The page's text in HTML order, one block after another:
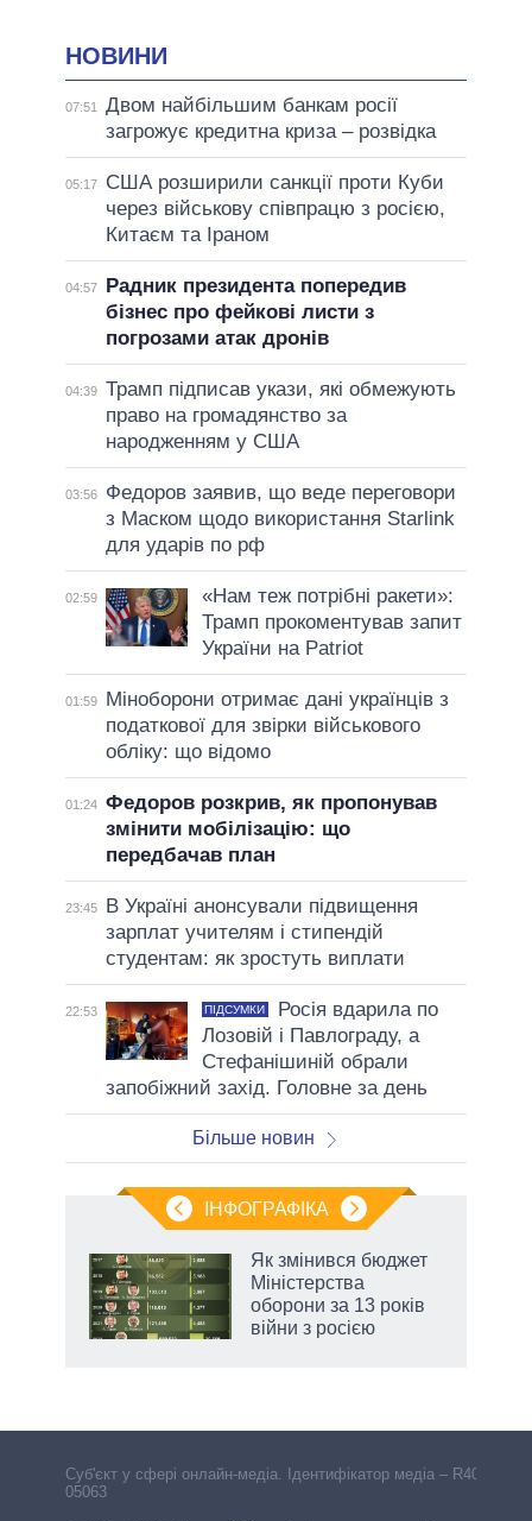
НОВИНИ
07:51
Двом найбільшим банкам росії
загрожує кредитна криза – розвідка
05:17
США розширили санкції проти Куби
через військову співпрацю з росією,
Китаєм та Іраном
04:57
Радник президента попередив
бізнес про фейкові листи з
погрозами атак дронів
04:39 Трамп підписав укази, які обмежують
право на громадянство за
народженням у США
03:56
Федоров заявив, що веде переговори
з Маском щодо використання Starlink
для ударів по рф
02:59
«Нам теж потрібні ракети»:
Трамп прокоментував запит
України на Patriot
01:59
Міноборони отримає дані українців з
податкової для звірки військового
обліку: що відомо
01:24 Федоров розкрив, як пропонував
змінити мобілізацію: що
передбачав план
23:45
В Україні анонсували підвищення
зарплат учителям і стипендій
студентам: як зростуть виплати
22:53 ПІДСУМКИ
Росія вдарила по
Лозовій і Павлограду, а
Стефанішиній обрали
запобіжний захід. Головне за день
Більше новин
ІНФОГРАФІКА
Як змінився бюджет
Міністерства
оборони за 13 років
війни з росією
Cуб'єкт у сфері онлайн-медіа. Ідентифікатор медіа – R40-
05063